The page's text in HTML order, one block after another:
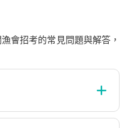
會招考的常見問題與解答，